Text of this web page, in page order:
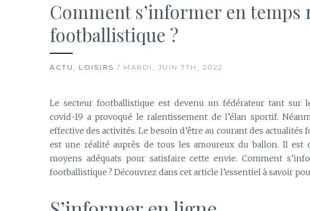
Comment s’informer en temps
footballistique ?
ACTU , LOISIRS / MARDI, JUIN 7TH, 2022
Le secteur footballistique est devenu un fédérateur tant sur
covid-19 a provoqué le ralentissement de l’élan sportif.
effective des activités. Le besoin d’être au courant des
est une réalité auprès de tous les amoureux du ballon. Il est
moyens adéquats pour satisfaire cette envie. Comment
footballistique ? Découvrez dans cet article l’essentiel à savoir